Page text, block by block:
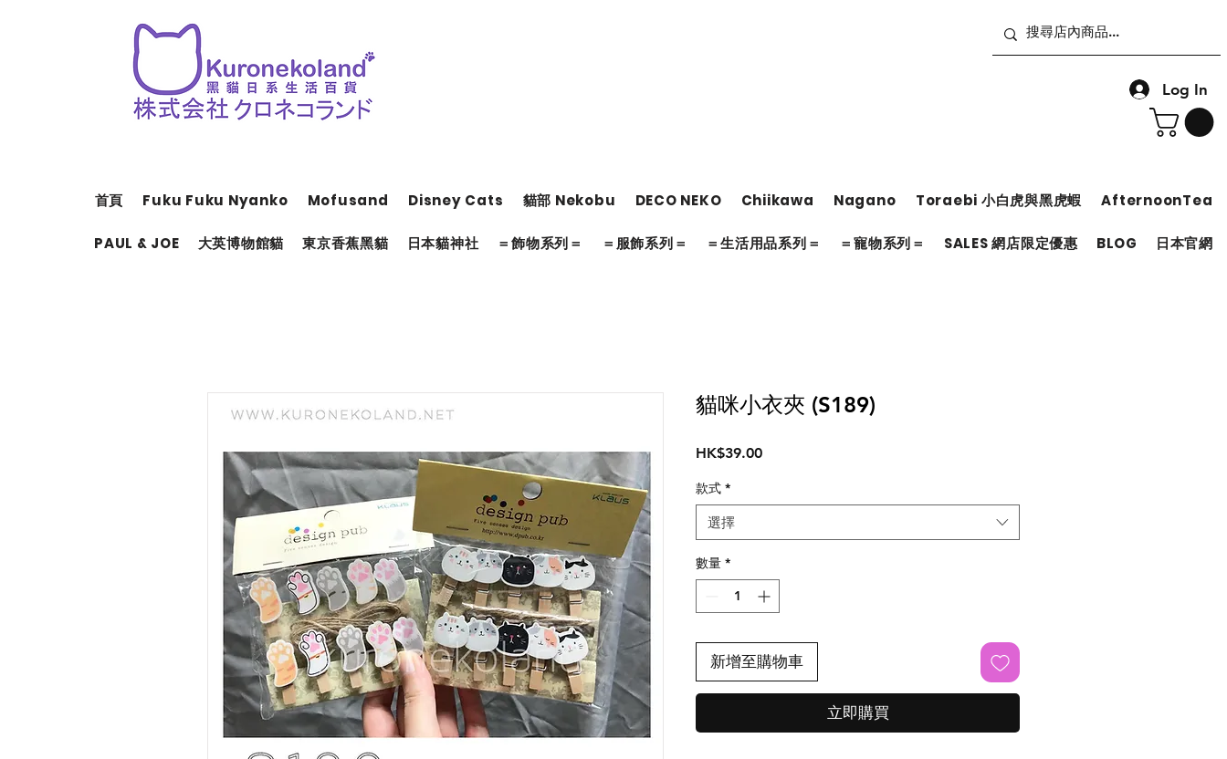
Log In
首頁 Fuku Fuku Nyanko Mofusand Disney Cats 貓部 Nekobu DECO NEKO Chiikawa Nagano Toraebi 小白虎與黑虎蝦 AfternoonTea
PAUL & JOE 大英博物館貓 東京香蕉黑貓 日本貓神社 ＝飾物系列＝ ＝服飾系列＝ ＝生活用品系列＝ ＝寵物系列＝ SALES 網店限定優惠 BLOG 日本官網
貓咪小衣夾 (S189)
HK$39.00價
款式 *
選擇
數量 *
新增至購物車
立即購買